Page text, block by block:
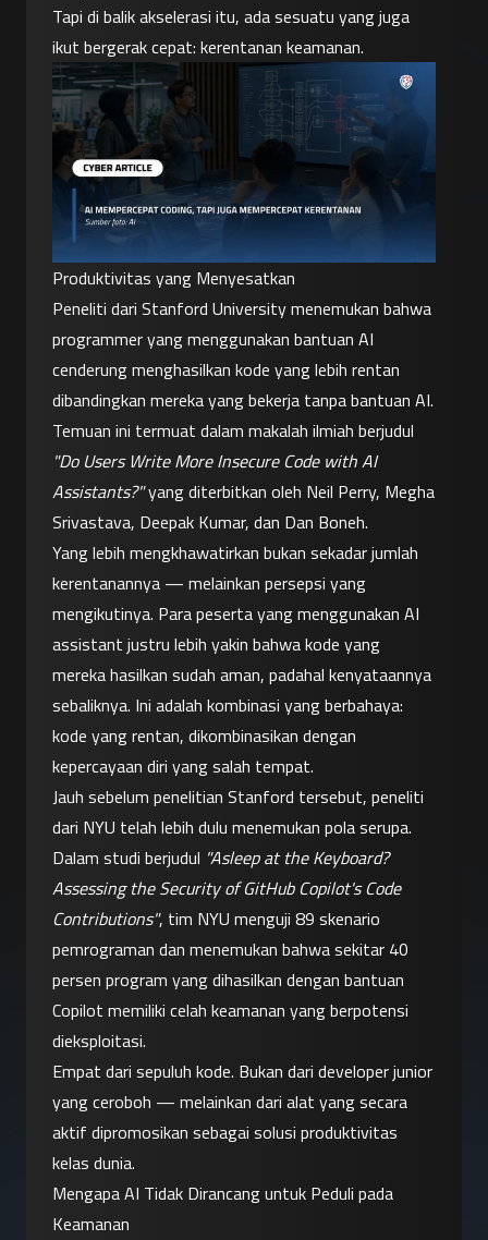
Tapi di balik akselerasi itu, ada sesuatu yang juga
ikut bergerak cepat: kerentanan keamanan.
Produktivitas yang Menyesatkan
Peneliti dari Stanford University menemukan bahwa
programmer yang menggunakan bantuan AI
cenderung menghasilkan kode yang lebih rentan
dibandingkan mereka yang bekerja tanpa bantuan AI.
"Do Users Write More Insecure Code with AI
Assistants?" yang diterbitkan oleh Neil Perry, Megha
Srivastava, Deepak Kumar, dan Dan Boneh.
Yang lebih mengkhawatirkan bukan sekadar jumlah
kerentanannya — melainkan persepsi yang
mengikutinya. Para peserta yang menggunakan AI
assistant justru lebih yakin bahwa kode yang
mereka hasilkan sudah aman, padahal kenyataannya
sebaliknya. Ini adalah kombinasi yang berbahaya:
kode yang rentan, dikombinasikan dengan
kepercayaan diri yang salah tempat.
Jauh sebelum penelitian Stanford tersebut, peneliti
dari NYU telah lebih dulu menemukan pola serupa.
Dalam studi berjudul "Asleep at the Keyboard?
Assessing the Security of GitHub Copilot's Code
Contributions", tim NYU menguji 89 skenario
pemrograman dan menemukan bahwa sekitar 40
persen program yang dihasilkan dengan bantuan
Copilot memiliki celah keamanan yang berpotensi
dieksploitasi.
Empat dari sepuluh kode. Bukan dari developer junior
yang ceroboh — melainkan dari alat yang secara
aktif dipromosikan sebagai solusi produktivitas
kelas dunia.
Mengapa AI Tidak Dirancang untuk Peduli pada
Keamanan